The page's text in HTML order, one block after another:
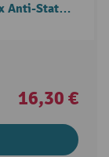
Anti-Stat
16,30 €